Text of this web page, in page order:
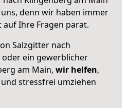
denn wir haben immer
Ihre Fragen parat.
Salzgitter nach
ein gewerblicher
am Main, wir helfen,
stressfrei umziehen